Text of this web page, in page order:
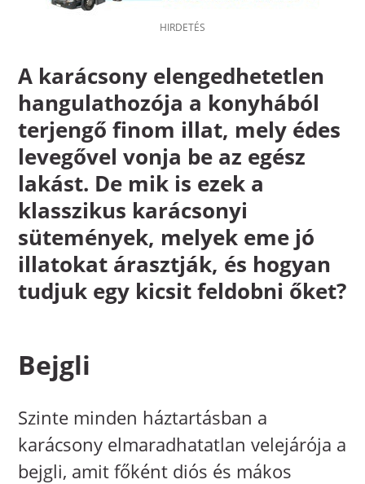
A karácsony elengedhetetlen
hangulathozója a konyhából
terjengő finom illat, mely édes
levegővel vonja be az egész
lakást. De mik is ezek a
klasszikus karácsonyi
sütemények, melyek eme jó
illatokat árasztják, és hogyan
tudjuk egy kicsit feldobni őket?
Bejgli
Szinte minden háztartásban a
karácsony elmaradhatatlan velejárója a
bejgli, amit főként diós és mákos